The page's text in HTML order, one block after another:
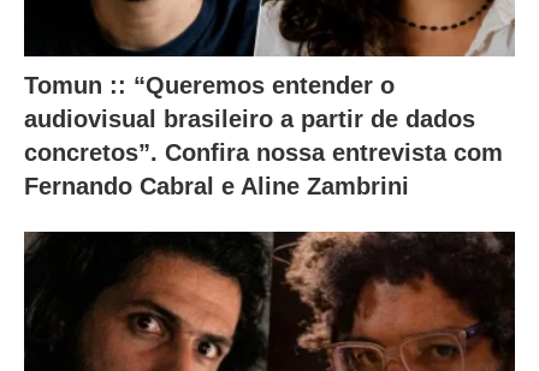
a
i
x
o
Tomun :: “Queremos entender o
audiovisual brasileiro a partir de dados
concretos”. Confira nossa entrevista com
Fernando Cabral e Aline Zambrini